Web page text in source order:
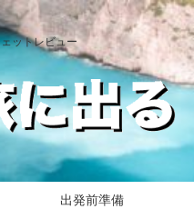
ットレビュー
出発前準備